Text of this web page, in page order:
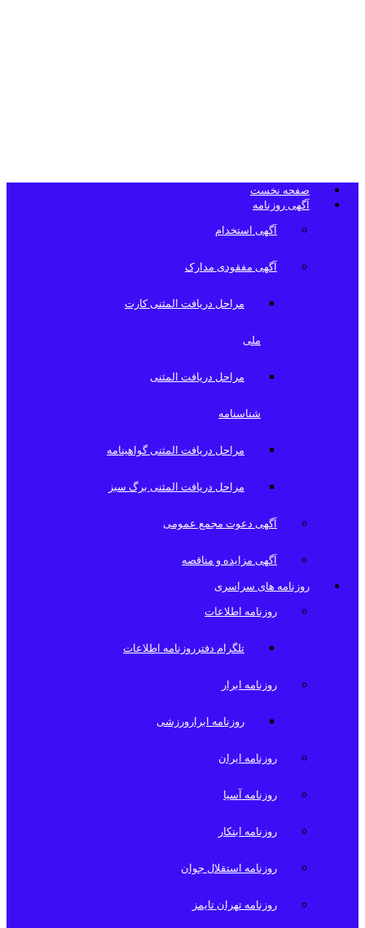
صفحه نخست
آگهی روزنامه
آگهی استخدام
آگهی مفقودی مدارک
مراحل دریافت المثنی کارت
ملی
مراحل دریافت المثنی
شناسنامه
مراحل دریافت المثنی گواهینامه
مراحل دریافت المثنی برگ سبز
آگهی دعوت مجمع عمومی
آگهی مزایده و مناقصه
روزنامه های سراسری
روزنامه اطلاعات
تلگرام دفترروزنامه اطلاعات
روزنامه ابرار
روزنامه ابرارورزشی
روزنامه ایران
روزنامه آسیا
روزنامه ابتکار
روزنامه استقلال جوان
روزنامه تهران تایمز